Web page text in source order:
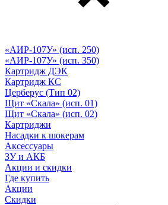
«АИР-107У» (исп. 250)
«АИР-107У» (исп. 350)
Картридж ДЭК
Картридж КС
Церберус (Тип 02)
Щит «Скала» (исп. 01)
Щит «Скала» (исп. 02)
Картриджи
Насадки к шокерам
Аксессуары
ЗУ и АКБ
Акции и скидки
Где купить
Акции
Скидки